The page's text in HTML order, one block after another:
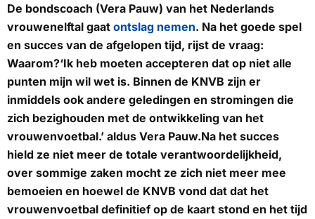
De bondscoach (Vera Pauw) van het Nederlands
vrouwenelftal gaat ontslag nemen. Na het goede spel
en succes van de afgelopen tijd, rijst de vraag:
Waarom?‘Ik heb moeten accepteren dat op niet alle
punten mijn wil wet is. Binnen de KNVB zijn er
inmiddels ook andere geledingen en stromingen die
zich bezighouden met de ontwikkeling van het
vrouwenvoetbal.’ aldus Vera Pauw.Na het succes
hield ze niet meer de totale verantwoordelijkheid,
over sommige zaken mocht ze zich niet meer mee
bemoeien en hoewel de KNVB vond dat dat het
vrouwenvoetbal definitief op de kaart stond en het tijd